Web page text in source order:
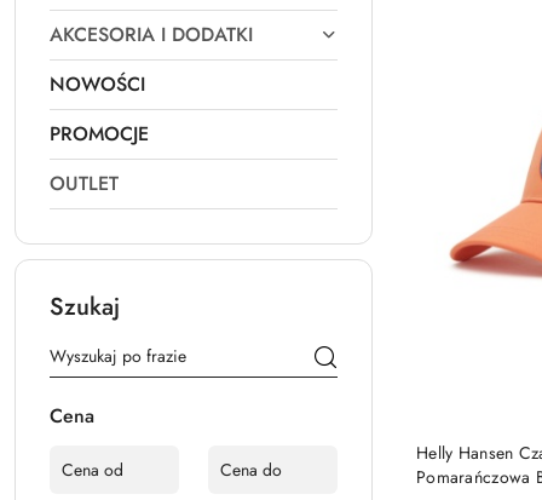
AKCESORIA I DODATKI
NOWOŚCI
PROMOCJE
OUTLET
Szukaj
Cena
Helly Hansen
Pomarańczowa